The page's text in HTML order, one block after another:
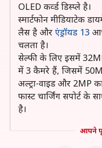
OLED कर्व्ड डिस्प्ले है।
स्मार्टफोन मीडियाटेक
लैस है और एंड्रॉयड 13
चलता है।
सेल्फी के लिए इसमें
में 3 कैमरे हैं, जिसमें
अल्ट्रा-वाइड और 2MP
फास्ट चार्जिंग सपोर्ट के
है।
आपने